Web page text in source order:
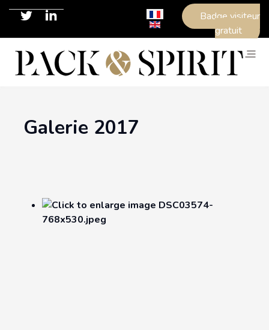
Sélectionnez votre langue
Badge visiteur
gratuit
Galerie 2017